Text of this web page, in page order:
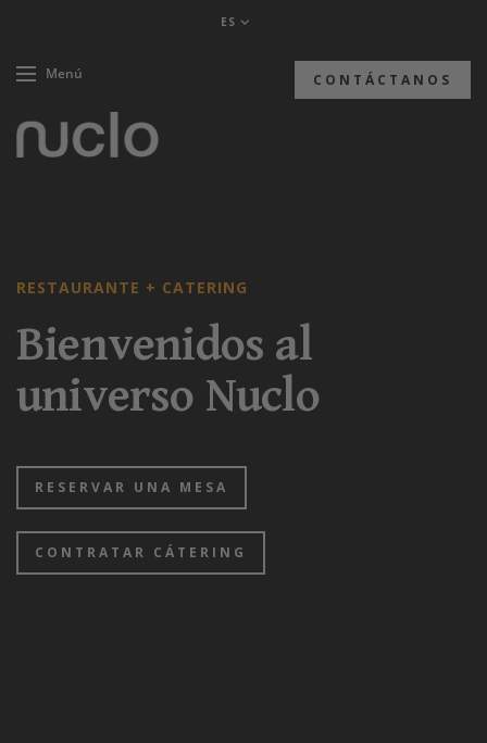
ES
Menú CONTÁCTANOS
RESTAURANTE + CATERING
Bienvenidos al
universo Nuclo
RESERVAR UNA MESA
CONTRATAR CÁTERING